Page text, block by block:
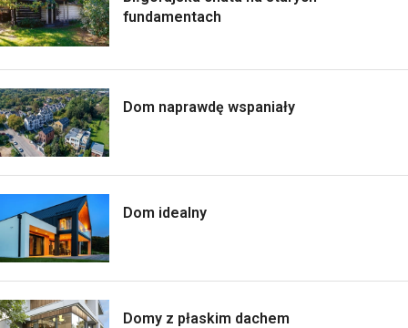
fundamentach
Dom naprawdę wspaniały
Dom idealny
Domy z płaskim dachem